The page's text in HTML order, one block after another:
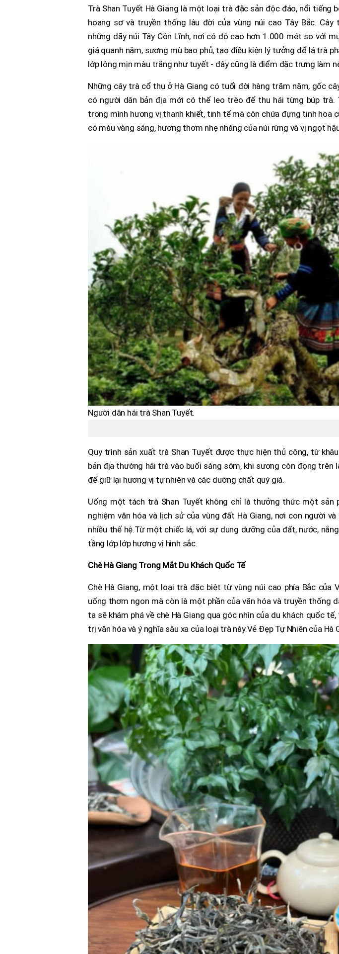
Trà Shan Tuyết Hà Giang là một loại trà đặc sản độc đáo, nổi tiếng
hoang sơ và truyền thống lâu đời của vùng núi cao Tây Bắc.
những dãy núi Tây Côn Lĩnh, nơi có độ cao hơn 1.000 mét so với
giá quanh năm, sương mù bao phủ, tạo điều kiện lý tưởng để lá trà
lớp lông mịn màu trắng như tuyết - đây cũng là điểm đặc trưng làm
Những cây trà cổ thụ ở Hà Giang có tuổi đời hàng trăm năm, gốc
có người dân bản địa mới có thể leo trèo để thu hái từng búp trà.
trong mình hương vị thanh khiết, tinh tế mà còn chứa đựng tinh hoa
có màu vàng sáng, hương thơm nhẹ nhàng của núi rừng và vị ngọt
Người dân hái trà Shan Tuyết.
Quy trình sản xuất trà Shan Tuyết được thực hiện thủ công, từ
bản địa thường hái trà vào buổi sáng sớm, khi sương còn đọng trên
để giữ lại hương vị tự nhiên và các dưỡng chất quý giá.
Uống một tách trà Shan Tuyết không chỉ là thưởng thức một sản
nghiệm văn hóa và lịch sử của vùng đất Hà Giang, nơi con người
nhiều thế hệ.Từ một chiếc lá, với sự dung dưỡng của đất, nước,
tầng lớp lớp hương vị hình sắc.
Chè Hà Giang Trong Mắt Du Khách Quốc Tế
Chè Hà Giang, một loại trà đặc biệt từ vùng núi cao phía Bắc của
uống thơm ngon mà còn là một phần của văn hóa và truyền thống
ta sẽ khám phá về chè Hà Giang qua góc nhìn của du khách quốc
trị văn hóa và ý nghĩa sâu xa của loại trà này.Vẻ Đẹp Tự Nhiên của Hà